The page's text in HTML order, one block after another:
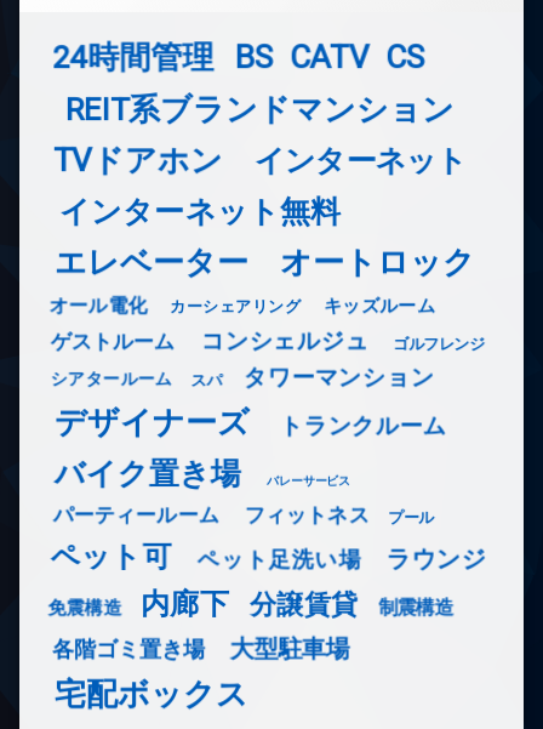
24時間管理 BS CATV CS
REIT系ブランドマンション
TVドアホン
インターネット
インターネット無料
エレベーター オートロック
オール電化 カーシェアリング キッズルーム
ゲストルーム コンシェルジュ ゴルフレンジ
シアタールーム スパ タワーマンション
デザイナーズ トランクルーム
バイク置き場 バレーサービス
パーティールーム フィットネス プール
ペット可 ペット足洗い場 ラウンジ
免震構造 内廊下 分譲賃貸 制震構造
各階ゴミ置き場 大型駐車場
宅配ボックス